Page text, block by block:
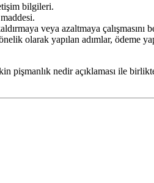
bilgileri.
veya azaltmaya çalışmasını
olarak yapılan adımlar, ödeme
nedir açıklaması ile